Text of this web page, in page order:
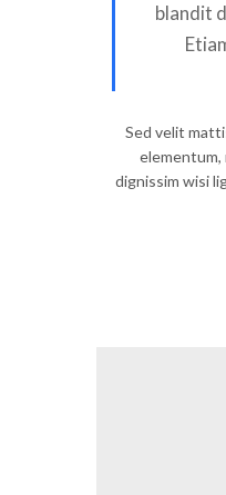
blandit
Sed velit
elementum,
dignissim wisi